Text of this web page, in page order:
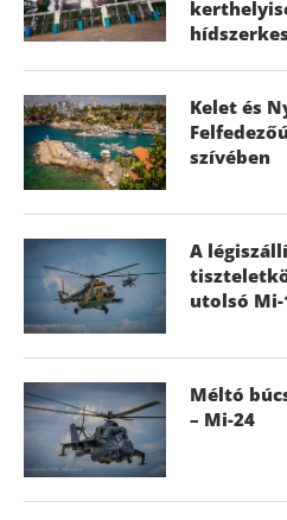
Kelet és
szívében
A
utolsó
Méltó
– Mi-24